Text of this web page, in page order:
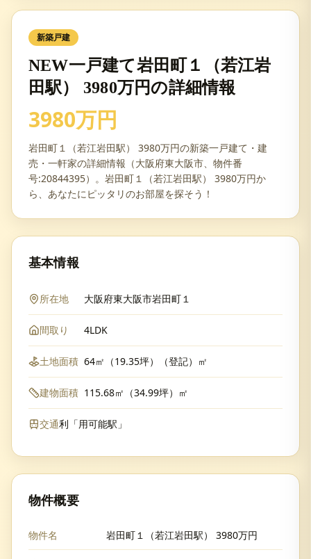
新築戸建
NEW一戸建て岩田町１（若江岩
田駅） 3980万円の詳細情報
3980万円
岩田町１（若江岩田駅） 3980万円の新築一戸建て・建
売・一軒家の詳細情報（大阪府東大阪市、物件番
号:20844395）。岩田町１（若江岩田駅） 3980万円か
ら、あなたにピッタリのお部屋を探そう！
基本情報
所在地 大阪府東大阪市岩田町１
間取り 4LDK
土地面積 64㎡（19.35坪）（登記）㎡
建物面積 115.68㎡（34.99坪）㎡
交通利「用可能駅」
物件概要
物件名 岩田町１（若江岩田駅） 3980万円